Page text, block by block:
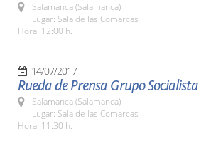
Salamanca (Salamanca)
Lugar: Sala de las Comarcas
Hora: 12:00 h.
14/07/2017
Rueda de Prensa Grupo Socialista
Salamanca (Salamanca)
Lugar: Sala de las Comarcas
Hora: 11:30 h.